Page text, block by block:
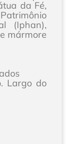
da Fé,
(Iphan),
mármore
Largo do